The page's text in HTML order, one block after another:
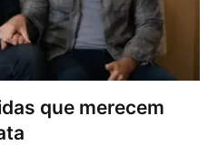
que merecem